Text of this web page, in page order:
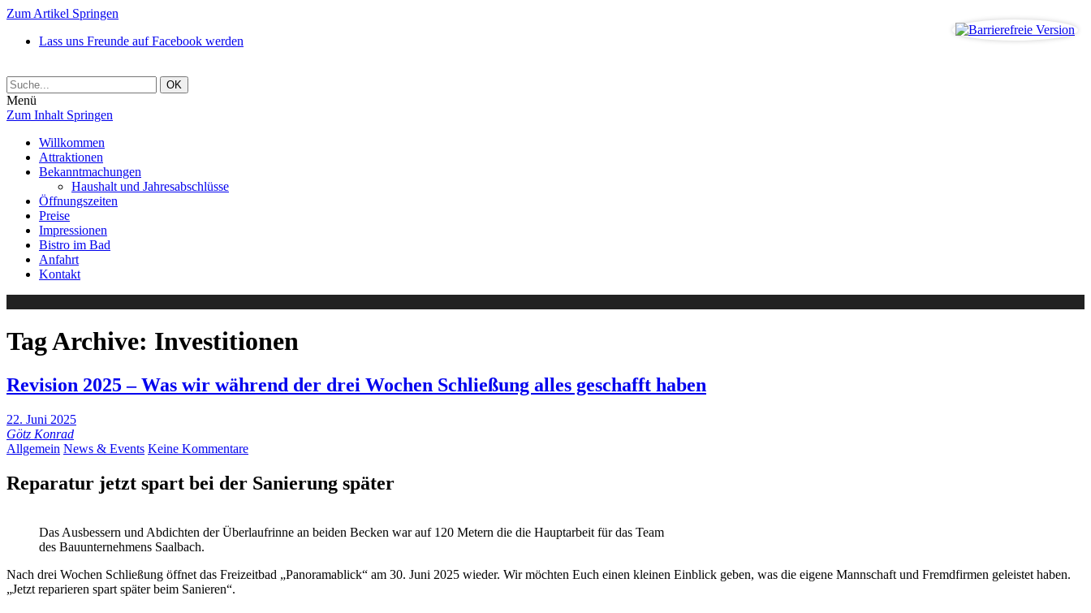
Zum Artikel Springen
Lass uns Freunde auf Facebook werden
Menü
Zum Inhalt Springen
Willkommen
Attraktionen
Bekanntmachungen
Haushalt und Jahresabschlüsse
Öffnungszeiten
Preise
Impressionen
Bistro im Bad
Anfahrt
Kontakt
Tag Archive: Investitionen
Revision 2025 – Was wir während der drei Wochen Schließung alles geschafft haben
22. Juni 2025
Götz Konrad
Allgemein News & Events Keine Kommentare
Reparatur jetzt spart bei der Sanierung später
Das Ausbessern und Abdichten der Überlaufrinne an beiden Becken war auf 120 Metern die die Hauptarbeit für das Team
des Bauunternehmens Saalbach.
Nach drei Wochen Schließung öffnet das Freizeitbad „Panoramablick“ am 30. Juni 2025 wieder. Wir möchten Euch einen kleinen Einblick geben, was die eigene Mannschaft und Fremdfirmen geleistet haben.
„Jetzt reparieren spart später beim Sanieren“.